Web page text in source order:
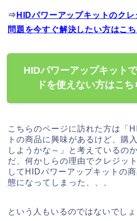
⇒ HIDパワーアップキットのク
問題を今すぐ解決したい方はこち
HIDパワーアップキット
ドを使えない方はこ
こちらのページに訪れた方は「
トの商品に興味があるけど、購
しようかな～」と考えているの
だ、何かしらの理由でクレジッ
してHIDパワーアップキットの
態になってしまった、、、
という人もいるのではないでし